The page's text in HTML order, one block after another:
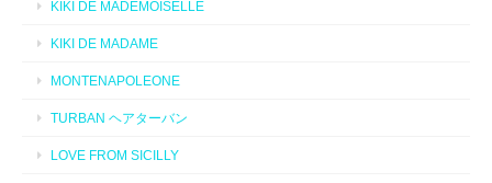
KIKI DE MADEMOISELLE
KIKI DE MADAME
MONTENAPOLEONE
TURBAN ヘアターバン
LOVE FROM SICILLY